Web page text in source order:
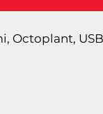
Octoplant, USB